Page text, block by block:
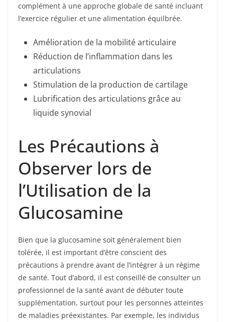
complément à une approche globale de santé incluant
l’exercice régulier et une alimentation équilbrée.
Amélioration de la mobilité articulaire
Réduction de l’inflammation dans les
articulations
Stimulation de la production de cartilage
Lubrification des articulations grâce au
liquide synovial
Les Précautions à
Observer lors de
l’Utilisation de la
Glucosamine
Bien que la glucosamine soit généralement bien
tolérée, il est important d’être conscient des
précautions à prendre avant de l’intégrer à un régime
de santé. Tout d’abord, il est conseillé de consulter un
professionnel de la santé avant de débuter toute
supplémentation, surtout pour les personnes atteintes
de maladies préexistantes. Par exemple, les individus